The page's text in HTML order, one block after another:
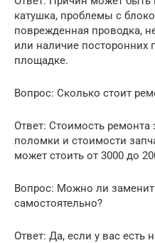
катушка, проблемы с
поврежденная проводка,
или наличие посторонних
площадке.
Вопрос: Сколько стоит
Ответ: Стоимость ремонта
поломки и стоимости
может стоить от 3000 до
Вопрос: Можно ли
самостоятельно?
Ответ: Да, если у вас есть